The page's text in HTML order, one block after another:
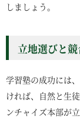
しましょう。
立地選びと
学習塾の成功には
ければ、自然と生
ンチャイズ本部が